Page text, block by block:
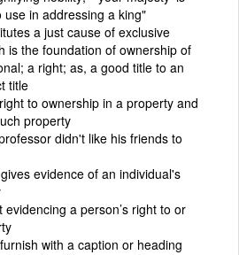
in addressing a king"
a just cause of exclusive
is the foundation of ownership of
a right; as, a good title to an
title
to ownership in a property and
property
didn't like his friends to
evidence of an individual's
a person’s right to or
with a caption or heading